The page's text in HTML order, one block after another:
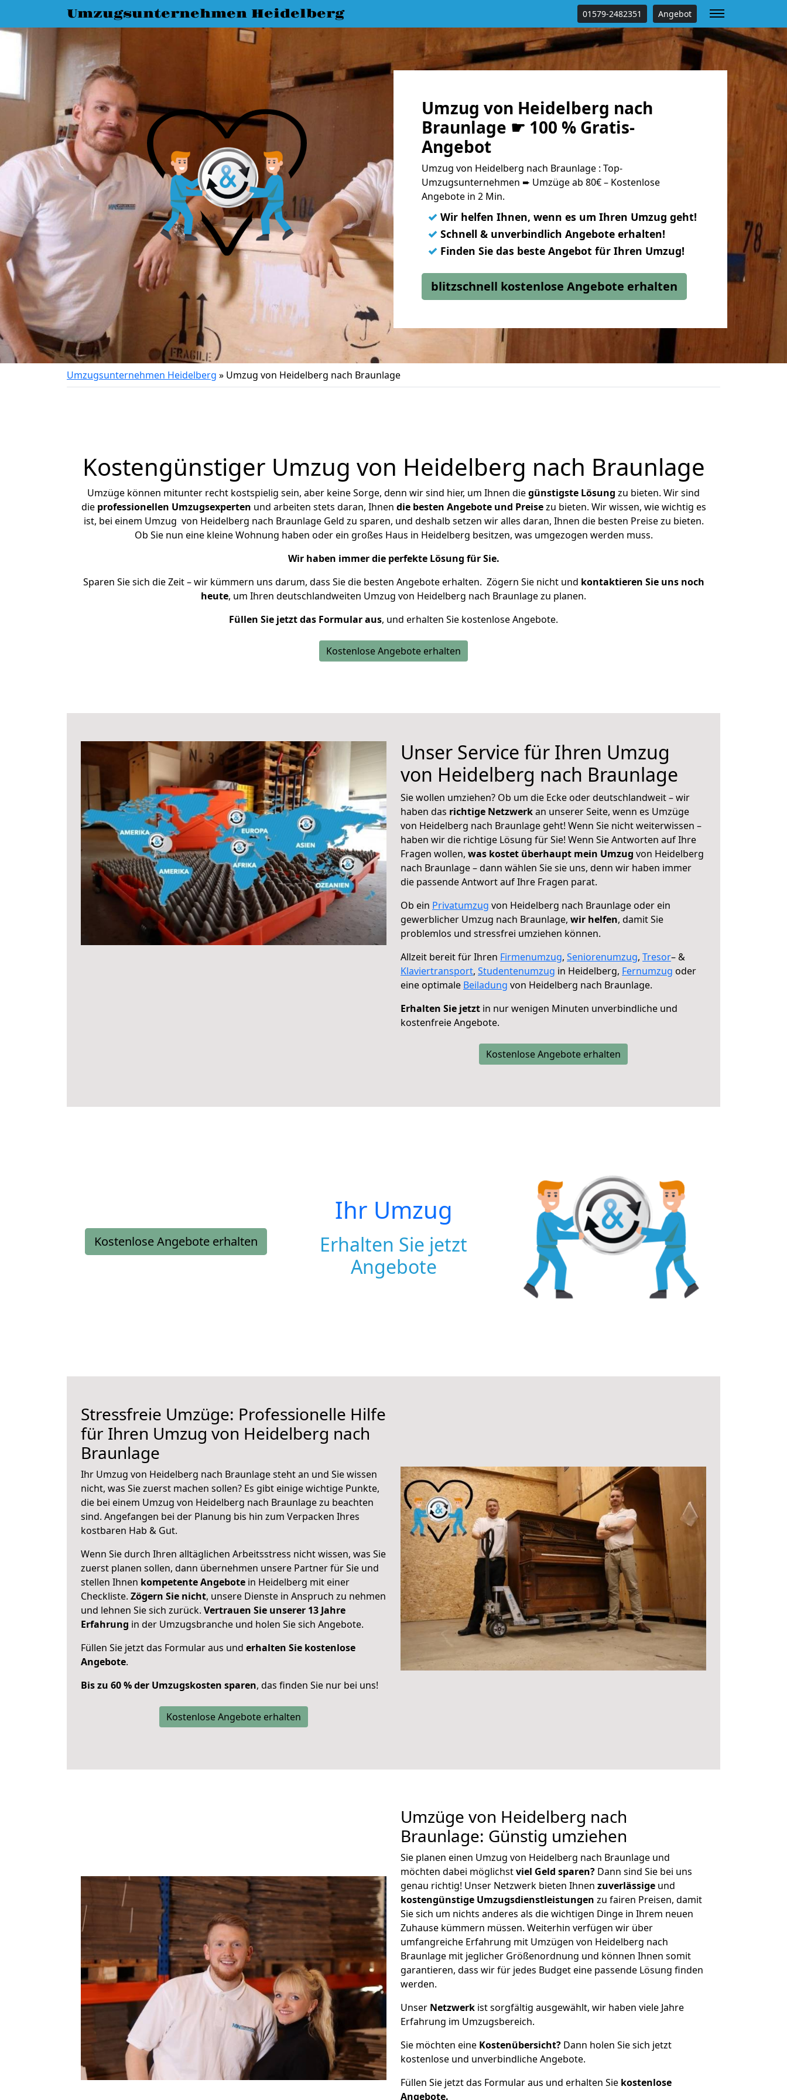
Umzugsunternehmen Heidelberg 01579-2482351 Angebot
Umzug von Heidelberg nach
Braunlage ☛ 100 % Gratis-
Angebot
Umzug von Heidelberg nach Braunlage : Top-
Umzugsunternehmen ➨ Umzüge ab 80€ – Kostenlose
Angebote in 2 Min.
✓ Wir helfen Ihnen, wenn es um Ihren Umzug geht!
✓ Schnell & unverbindlich Angebote erhalten!
✓ Finden Sie das beste Angebot für Ihren Umzug!
blitzschnell kostenlose Angebote erhalten
Umzugsunternehmen Heidelberg » Umzug von Heidelberg nach Braunlage
Kostengünstiger Umzug von Heidelberg nach Braunlage
Umzüge können mitunter recht kostspielig sein, aber keine Sorge, denn wir sind hier, um Ihnen diegünstigste Lösung zu bieten. Wir sind
die professionellen Umzugsexperten und arbeiten stets daran, Ihnen die besten Angebote und Preisezu bieten. Wir wissen, wie wichtig es
ist, bei einem Umzug von Heidelberg nach Braunlage Geld zu sparen, und deshalb setzen wir alles daran, Ihnen die besten Preise zu bieten.
Ob Sie nun eine kleine Wohnung haben oder ein großes Haus in Heidelberg besitzen, was umgezogen werden muss.
Wir haben immer die perfekte Lösung für Sie.
Sparen Sie sich die Zeit – wir kümmern uns darum, dass Sie die besten Angebote erhalten. Zögern Sie nicht und kontaktieren Sie uns noch
heute, um Ihren deutschlandweiten Umzug von Heidelberg nach Braunlage zu planen.
Füllen Sie jetzt das Formular aus, und erhalten Sie kostenlose Angebote.
Kostenlose Angebote erhalten
Unser Service für Ihren Umzug
von Heidelberg nach Braunlage
Sie wollen umziehen? Ob um die Ecke oder deutschlandweit – wir
haben das richtige Netzwerkan unserer Seite, wenn es Umzüge
von Heidelberg nach Braunlage geht! Wenn Sie nicht weiterwissen –
haben wir die richtige Lösung für Sie! Wenn Sie Antworten auf Ihre
Fragen wollen, was kostet überhaupt mein Umzug von Heidelberg
nach Braunlage – dann wählen Sie sie uns, denn wir haben immer
die passende Antwort auf Ihre Fragen parat.
Ob ein Privatumzug von Heidelberg nach Braunlage oder ein
gewerblicher Umzug nach Braunlage, wir helfen, damit Sie
problemlos und stressfrei umziehen können.
Allzeit bereit für Ihren Firmenumzug, Seniorenumzug, Tresor– &
Klaviertransport, Studentenumzug in Heidelberg, Fernumzug oder
eine optimale Beiladung von Heidelberg nach Braunlage.
Erhalten Sie jetzt in nur wenigen Minuten unverbindliche und
kostenfreie Angebote.
Kostenlose Angebote erhalten
Kostenlose Angebote erhalten
Ihr Umzug
Erhalten Sie jetzt
Angebote
Stressfreie Umzüge: Professionelle Hilfe
für Ihren Umzug von Heidelberg nach
Braunlage
Ihr Umzug von Heidelberg nach Braunlage steht an und Sie wissen
nicht, was Sie zuerst machen sollen? Es gibt einige wichtige Punkte,
die bei einem Umzug von Heidelberg nach Braunlage zu beachten
sind. Angefangen bei der Planung bis hin zum Verpacken Ihres
kostbaren Hab & Gut.
Wenn Sie durch Ihren alltäglichen Arbeitsstress nicht wissen, was Sie
zuerst planen sollen, dann übernehmen unsere Partner für Sie und
stellen Ihnen kompetente Angebote in Heidelberg mit einer
Checkliste. Zögern Sie nicht, unsere Dienste in Anspruch zu nehmen
und lehnen Sie sich zurück. Vertrauen Sie unserer 13 Jahre
Erfahrung in der Umzugsbranche und holen Sie sich Angebote.
Füllen Sie jetzt das Formular aus und erhalten Sie kostenlose
Angebote.
Bis zu 60 % der Umzugskosten sparen, das finden Sie nur bei uns!
Kostenlose Angebote erhalten
Umzüge von Heidelberg nach
Braunlage: Günstig umziehen
Sie planen einen Umzug von Heidelberg nach Braunlage und
möchten dabei möglichstviel Geld sparen? Dann sind Sie bei uns
genau richtig! Unser Netzwerk bieten Ihnen zuverlässige und
kostengünstige Umzugsdienstleistungen zu fairen Preisen, damit
Sie sich um nichts anderes als die wichtigen Dinge in Ihrem neuen
Zuhause kümmern müssen. Weiterhin verfügen wir über
umfangreiche Erfahrung mit Umzügen von Heidelberg nach
Braunlage mit jeglicher Größenordnung und können Ihnen somit
garantieren, dass wir für jedes Budget eine passende Lösung finden
werden.
Unser Netzwerk ist sorgfältig ausgewählt, wir haben viele Jahre
Erfahrung im Umzugsbereich.
Sie möchten eine Kostenübersicht? Dann holen Sie sich jetzt
kostenlose und unverbindliche Angebote.
Füllen Sie jetzt das Formular aus und erhalten Sie kostenlose
Angebote.